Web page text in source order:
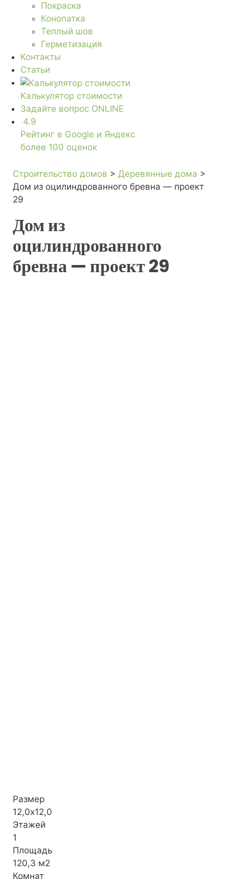
Покраска
Конопатка
Теплый шов
Герметизация
Контакты
Статьи
Калькулятор стоимости
Задайте вопрос ONLINE
4.9
Рейтинг в Google и Яндекс
более 100 оценок
Строительство домов > Деревянные дома >
Дом из оцилиндрованного бревна — проект
29
Дом из
оцилиндрованного
бревна — проект 29
Размер
12,0х12,0
Этажей
1
Площадь
120,3 м2
Комнат